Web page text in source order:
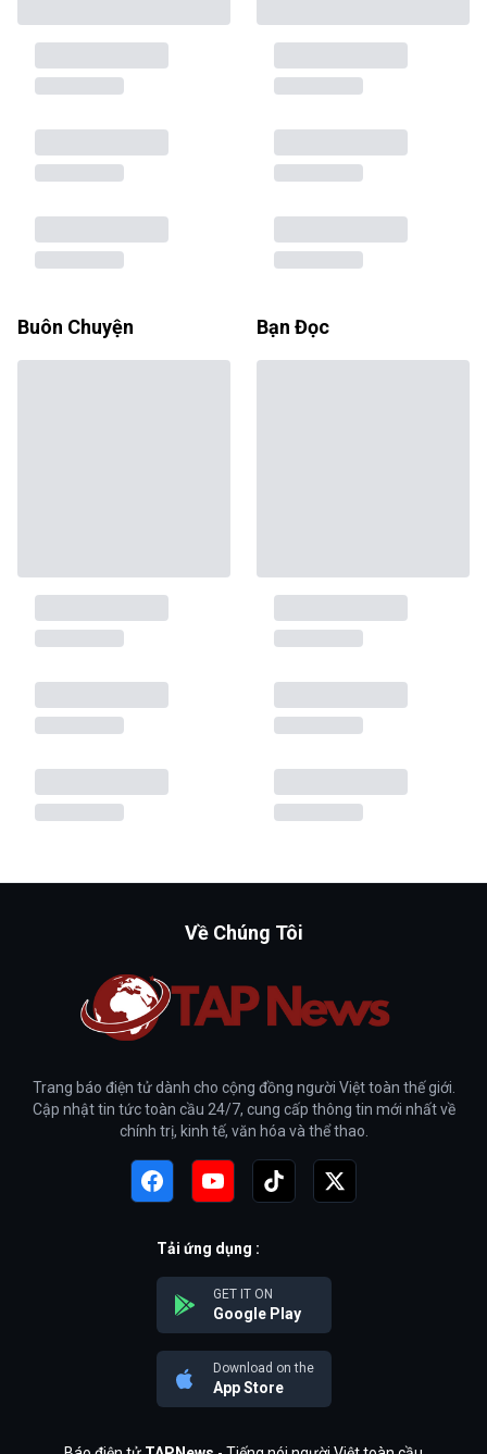
Buôn Chuyện Bạn Đọc
Về Chúng Tôi
Trang báo điện tử dành cho cộng đồng người Việt toàn thế giới.
Cập nhật tin tức toàn cầu 24/7, cung cấp thông tin mới nhất về
chính trị, kinh tế, văn hóa và thể thao.
Tải ứng dụng :
GET IT ON
Google Play
Download on the
App Store